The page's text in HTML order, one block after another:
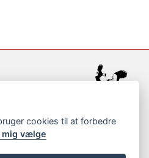
cookies til at forbedre
mig vælge